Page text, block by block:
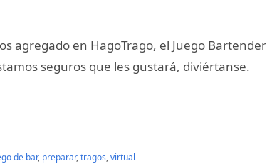
agregado en HagoTrago, el Juego Bartender
seguros que les gustará, diviértanse.
de bar, preparar,tragos,virtual